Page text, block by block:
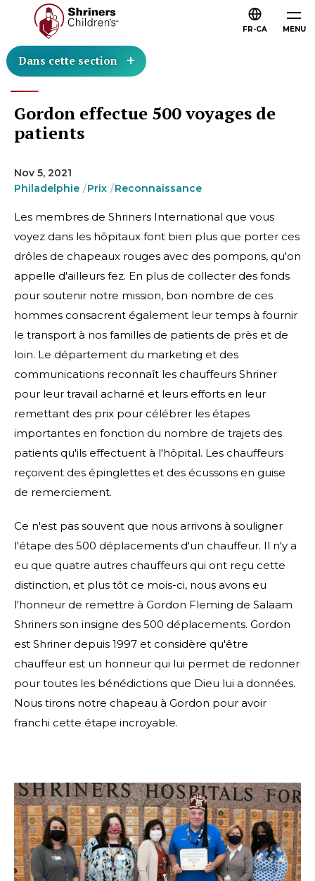
MENU
FR-CA
Dans cette section
Gordon effectue 500 voyages de
patients
Nov 5, 2021
Philadelphie
Prix Reconnaissance
Les membres de Shriners International que vous
voyez dans les hôpitaux font bien plus que porter ces
drôles de chapeaux rouges avec des pompons, qu'on
appelle d'ailleurs fez. En plus de collecter des fonds
pour soutenir notre mission, bon nombre de ces
hommes consacrent également leur temps à fournir
le transport à nos familles de patients de près et de
loin. Le département du marketing et des
communications reconnaît les chauffeurs Shriner
pour leur travail acharné et leurs efforts en leur
remettant des prix pour célébrer les étapes
importantes en fonction du nombre de trajets des
patients qu'ils effectuent à l'hôpital. Les chauffeurs
reçoivent des épinglettes et des écussons en guise
de remerciement.
Ce n'est pas souvent que nous arrivons à souligner
l'étape des 500 déplacements d'un chauffeur. Il n'y a
eu que quatre autres chauffeurs qui ont reçu cette
distinction, et plus tôt ce mois-ci, nous avons eu
l'honneur de remettre à Gordon Fleming de Salaam
Shriners son insigne des 500 déplacements. Gordon
est Shriner depuis 1997 et considère qu'être
chauffeur est un honneur qui lui permet de redonner
pour toutes les bénédictions que Dieu lui a données.
Nous tirons notre chapeau à Gordon pour avoir
franchi cette étape incroyable.